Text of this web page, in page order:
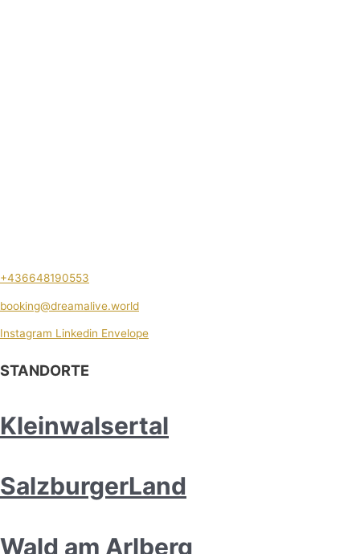
+436648190553
booking@dreamalive.world
Instagram Linkedin Envelope
STANDORTE
Kleinwalsertal
SalzburgerLand
Wald am Arlberg